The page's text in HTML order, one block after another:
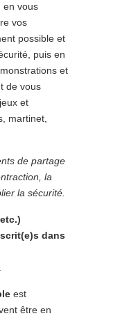
en vous
vos
possible et
puis en
et
de vous
et
martinet,
de partage
la
la sécurité.
dans
est
être en